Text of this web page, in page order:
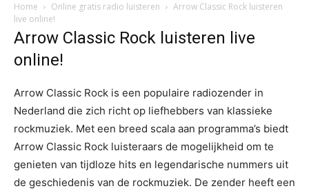
Home Online gratis radio luisteren
Arrow Classic Rock luisteren
live online!
Arrow Classic Rock luisteren live
online!
Arrow Classic Rock is een populaire radiozender in
Nederland die zich richt op liefhebbers van klassieke
rockmuziek. Met een breed scala aan programma’s biedt
Arrow Classic Rock luisteraars de mogelijkheid om te
genieten van tijdloze hits en legendarische nummers uit
de geschiedenis van de rockmuziek. De zender heeft een